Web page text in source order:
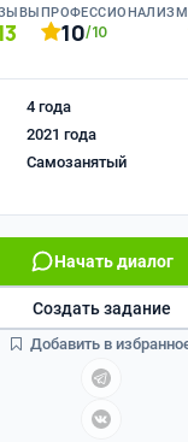
ПРОФЕССИОНАЛИЗМ
10/10
4 года
2021 года
Самозанятый
Начать диалог
Создать задание
Добавить в